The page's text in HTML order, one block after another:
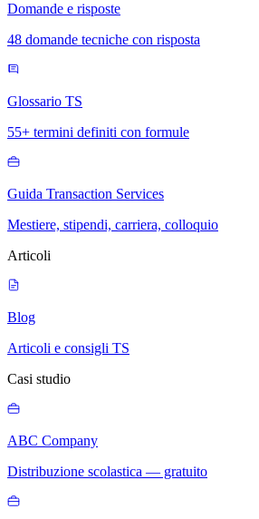
Domande e risposte
48 domande tecniche con risposta
Glossario TS
55+ termini definiti con formule
Guida Transaction Services
Mestiere, stipendi, carriera, colloquio
Articoli
Blog
Articoli e consigli TS
Casi studio
ABC Company
Distribuzione scolastica — gratuito